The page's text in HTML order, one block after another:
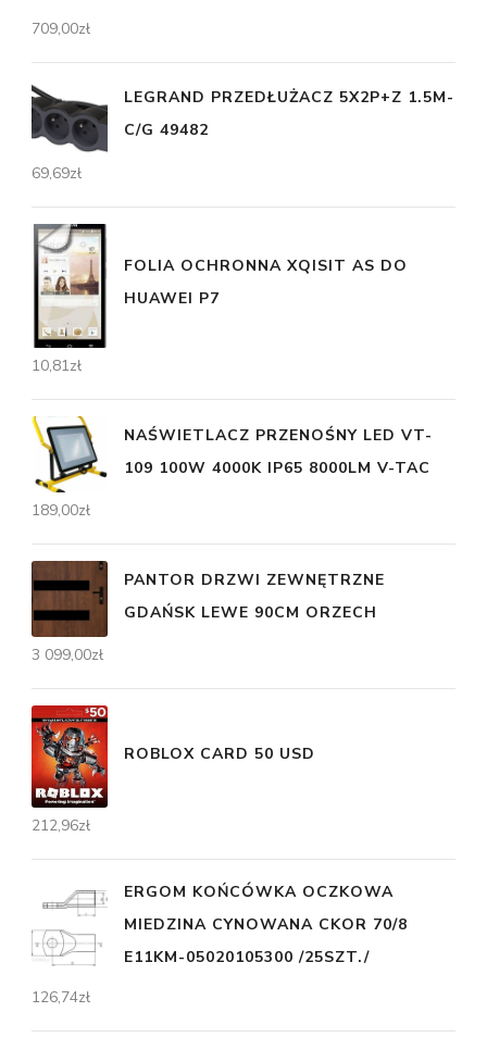
709,00zł
LEGRAND PRZEDŁUŻACZ 5X2P+Z 1.5M-
C/G 49482
69,69zł
FOLIA OCHRONNA XQISIT AS DO
HUAWEI P7
10,81zł
NAŚWIETLACZ PRZENOŚNY LED VT-
109 100W 4000K IP65 8000LM V-TAC
189,00zł
PANTOR DRZWI ZEWNĘTRZNE
GDAŃSK LEWE 90CM ORZECH
3 099,00zł
ROBLOX CARD 50 USD
212,96zł
ERGOM KOŃCÓWKA OCZKOWA
MIEDZINA CYNOWANA CKOR 70/8
E11KM-05020105300 /25SZT./
126,74zł